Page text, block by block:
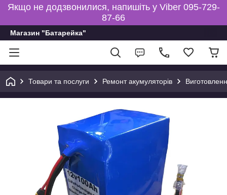
Якщо не додзвонилися, напишіть у Viber 095-729-
87-66
Магазин "Батарейка"
Товари та послуги Ремонт акумуляторів